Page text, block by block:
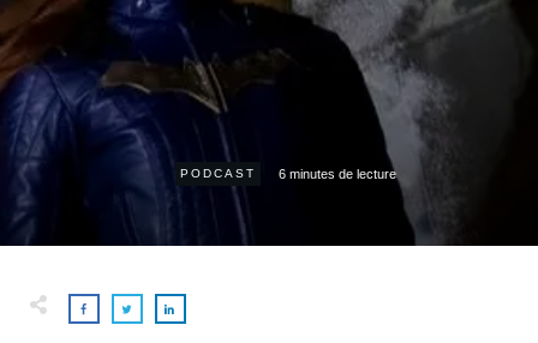
PODCAST 6minutes de lecture